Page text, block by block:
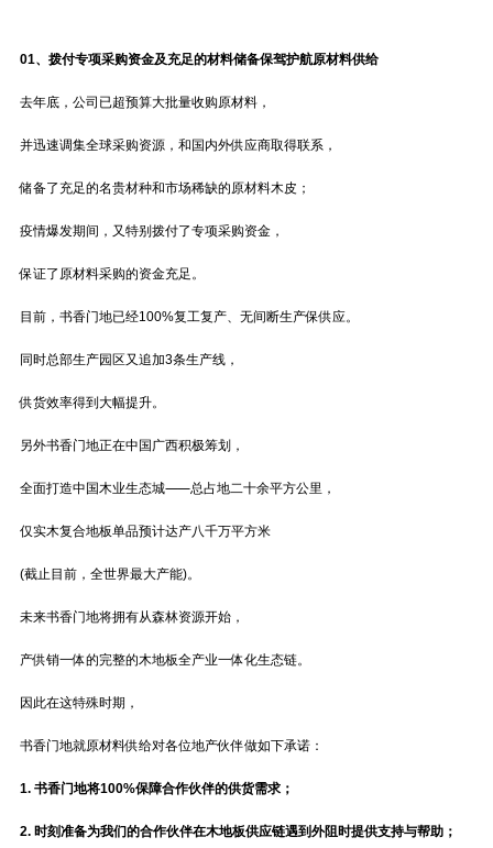
01、 拨付专项采购资金及充足的材料储备保驾护航原材料供给
去年底，公司已超预算大批量收购原材料，
并迅速调集全球采购资源，和国内外供应商取得联系，
储备了充足的名贵材种和市场稀缺的原材料木皮；
疫情爆发期间，又特别拨付了专项采购资金，
保证了原材料采购的资金充足。
目前，书香门地已经100%复工复产、无间断生产保供应。
同时总部生产园区又追加3条生产线，
供货效率得到大幅提升。
另外书香门地正在中国广西积极筹划，
全面打造中国木业生态城⸺总占地二十余平方公里，
仅实木复合地板单品预计达产八千万平方米
(截止目前，全世界最大产能)。
未来书香门地将拥有从森林资源开始，
产供销一体的完整的木地板全产业一体化生态链。
因此在这特殊时期，
书香门地就原材料供给对各位地产伙伴做如下承诺：
1. 书香门地将100%保障合作伙伴的供货需求；
2. 时刻准备为我们的合作伙伴在木地板供应链遇到外阻时提供支持与帮助；